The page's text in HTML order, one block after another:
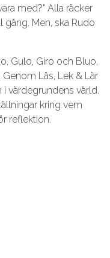
med?" Alla räcker
Men, ska Rudo
Gulo, Giro och Bluo,
Läs, Lek & Lär
värdegrundens värld.
kring vem
reflektion.